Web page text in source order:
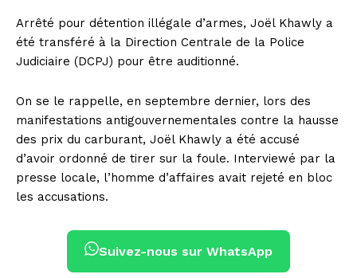
Arrêté pour détention illégale d’armes, Joël Khawly a
été transféré à la Direction Centrale de la Police
Judiciaire (DCPJ) pour être auditionné.
On se le rappelle, en septembre dernier, lors des
manifestations antigouvernementales contre la hausse
des prix du carburant, Joël Khawly a été accusé
d’avoir ordonné de tirer sur la foule. Interviewé par la
presse locale, l’homme d’affaires avait rejeté en bloc
les accusations.
Suivez-nous sur WhatsApp